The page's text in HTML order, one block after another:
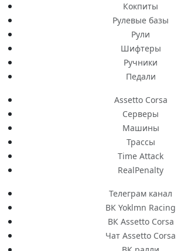
Кокпиты
Рулевые базы
Рули
Шифтеры
Ручники
Педали
Assetto Corsa
Серверы
Машины
Трассы
Time Attack
RealPenalty
Телеграм канал
ВК Yoklmn Racing
ВК Assetto Corsa
Чат Assetto Corsa